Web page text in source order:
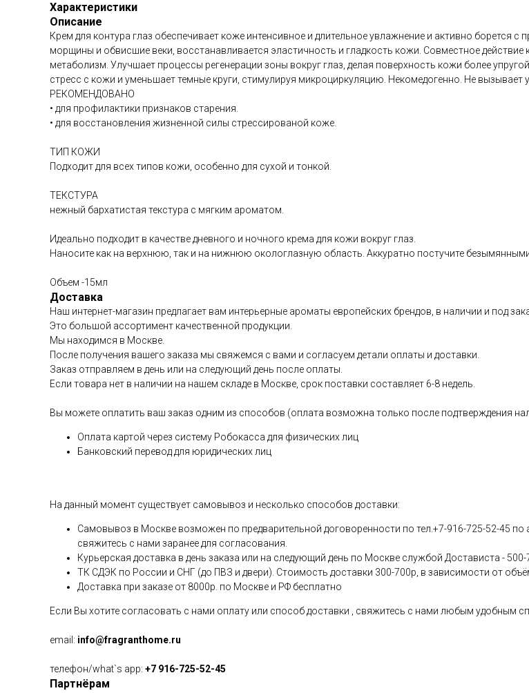
Характеристики
Описание
Крем для контура глаз обеспечивает коже интенсивное и длительное увлажнение и активно борется
морщины и обвисшие веки, восстанавливается эластичность и гладкость кожи. Совместное
метаболизм. Улучшает процессы регенерации зоны вокруг глаз, делая поверхность кожи более
стресс с кожи и уменьшает темные круги, стимулируя микроциркуляцию. Некомедогенно. Не
РЕКОМЕНДОВАНО
• для профилактики признаков старения.
• для восстановления жизненной силы стрессированой коже.
ТИП КОЖИ
Подходит для всех типов кожи, особенно для сухой и тонкой.
ТЕКСТУРА
нежный бархатистая текстура с мягким ароматом.
Идеально подходит в качестве дневного и ночного крема для кожи вокруг глаз.
Наносите как на верхнюю, так и на нижнюю окологлазную область. Аккуратно постучите
Объем -15мл
Доставка
Наш интернет-магазин предлагает вам интерьерные ароматы европейских брендов, в наличии и под
Это большой ассортимент качественной продукции.
Мы находимся в Москве.
После получения вашего заказа мы свяжемся с вами и согласуем детали оплаты и доставки.
Заказ отправляем в день или на следующий день после оплаты.
Если товара нет в наличии на нашем складе в Москве, срок поставки составляет 6-8 недель.
Вы можете оплатить ваш заказ одним из способов (оплата возможна только после подтверждения
Оплата картой через систему Робокасса для физических лиц
Банковский перевод для юридических лиц
На данный момент существует самовывоз и несколько способов доставки:
Самовывоз в Москве возможен по предварительной договоренности по тел.+7-916-725-52-45 по
свяжитесь с нами заранее для согласования.
Курьерская доставка в день заказа или на следующий день по Москве службой Достависта -
ТК СДЭК по России и СНГ (до ПВЗ и двери). Стоимость доставки 300-700р, в зависимости от
Доставка при заказе от 8000р. по Москве и РФ бесплатно
Если Вы хотите согласовать с нами оплату или способ доставки , свяжитесь с нами любым удобным
email: info@fragranthome.ru
телефон/what`s app: +7 916-725-52-45
Партнёрам